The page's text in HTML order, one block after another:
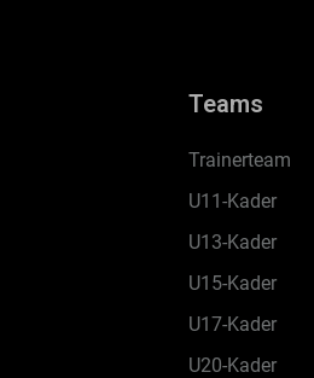
Teams
Trainerteam
U11-Kader
U13-Kader
U15-Kader
U17-Kader
U20-Kader